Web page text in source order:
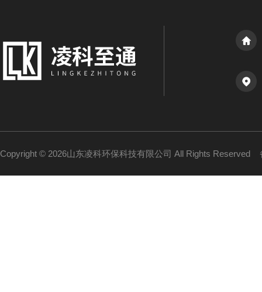
Copyright © 2026山东凌科环保科技有限公司 All Rights Reserved